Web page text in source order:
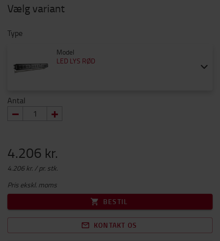
Vælg variant
Type
Model
LED LYS RØD
Antal
4.206 kr.
4.206 kr. / pr. stk.
Pris ekskl. moms
BESTIL
KONTAKT OS